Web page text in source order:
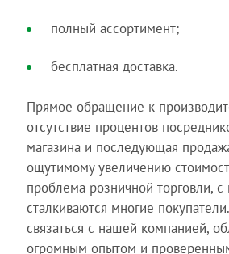
полный ассортимент;
бесплатная доставка.
Прямое обращение к
отсутствие процентов
магазина и последующая
ощутимому увеличению
проблема розничной торговли, с
сталкиваются многие
связаться с нашей компанией,
огромным опытом и